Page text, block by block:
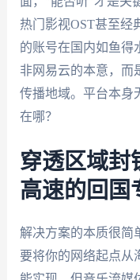
热门影视OST甚至经
的账号在国内如鱼得
非网易云的本意，而
传播地域。平台本身
在哪？
穿透区域封
高速的回国
解决方案的本质很简
要将你的网络起点从